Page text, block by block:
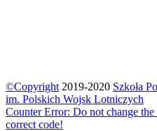
©Copyright 2019-2020 Szkoła
im. Polskich Wojsk Lotniczych
Counter Error: Do not change
correct code!